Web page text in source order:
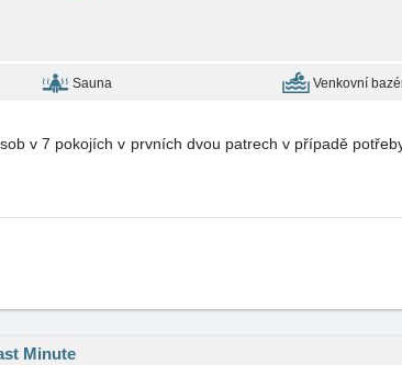
Sauna Venkovní
v 7 pokojích v prvních dvou patrech v případě
Minute